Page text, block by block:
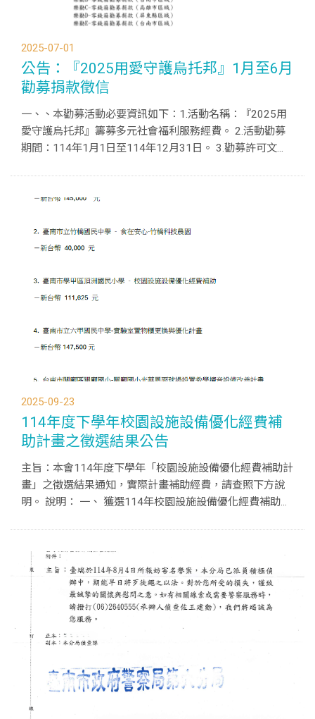
2025-07-01
公告：『2025用愛守護烏托邦』1月至6月
勸募捐款徵信
一、、本勸募活動必要資訊如下：1.活動名稱：『2025用
愛守護烏托邦』籌募多元社會福利服務經費。 2.活動勸募
期間：114年1月1日至114年12月31日。 3.勸募許可文
2025-09-23
114年度下學年校園設施設備優化經費補
助計畫之徵選結果公告
主旨：本會114年度下學年「校園設施設備優化經費補助計
畫」之徵選結果通知，實際計畫補助經費，請查照下方說
明。 說明： 一、 獲選114年校園設施設備優化經費補助計